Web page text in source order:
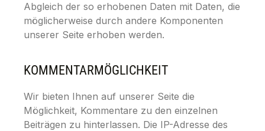
Abgleich der so erhobenen Daten mit Daten, die
möglicherweise durch andere Komponenten
unserer Seite erhoben werden.
KOMMENTARMÖGLICHKEIT
Wir bieten Ihnen auf unserer Seite die
Möglichkeit, Kommentare zu den einzelnen
Beiträgen zu hinterlassen. Die IP-Adresse des